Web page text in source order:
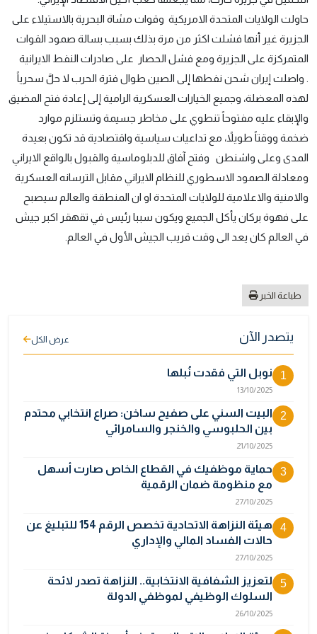
حاولت الولايات المتحدة الامريكية وقوات مشاة البحرية بالاستيلاء على
الجزيرة غير أنها فشلت اكثر من مرة بذلك بسبب بسالة صمود القوات
المتمركزة على الجزيرة ومع فشل الحصار على صادرات النفط الايرانية
. واصلت إيران شحن نفطها إلى الصين طوال فترة الحرب لا حلَّ سحرياً
لهذه المعضلة، وجميع الخيارات العسكرية الرامية إلى إعادة فتح المضيق
والإبقاء عليه مفتوحاً تنطوي على مخاطر جسيمة وتستلزم موارد
ضخمة ووقتاً طويلاً، مع تداعيات سياسية واقتصادية قد تكون بعيدة
المدى وعلى واشنطن وفتح آفاق للدبلوماسية والقبول بالواقع الايراني
ومعادلة الصمود الاسطوري للنظام الايراني مقابل الترسانه العسكرية
والامنية والاعلامية للولايات المتحدة او ان المنطقة والعالم سيصبح
على فهوة بركان يأكل الجميع ويكون سببا رئيس في تقهقر اكبر جيش
في العالم كان يعد الى وقت قريب الجيش الأول في العالم.
طباعة الخبر
يتصدر الآن عرض الكل
1 نوبل التي فقدت نُبلها
13/10/2025
2
البيت السني على صفيح ساخن: صراع انتخابي محتدم
بين الحلبوسي والخنجر والسامرائي
21/10/2025
3
حماية موظفيك في القطاع الخاص صارت أسهل
مع منظومة ضمان الرقمية
27/10/2025
4
هيئة النزاهة الاتحادية تخصص الرقم 154 للتبليغ عن
حالات الفساد المالي والإداري
27/10/2025
5
لتعزيز الشفافية الانتخابية.. النزاهة تصدر لائحة
السلوك الوظيفي لموظفي الدولة
26/10/2025